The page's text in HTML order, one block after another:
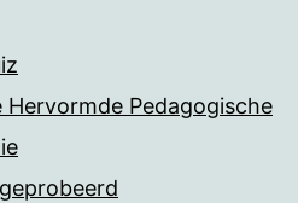
Hervormde Pedagogische